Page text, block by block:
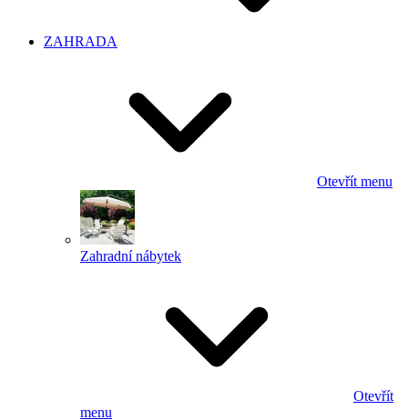
ZAHRADA
Otevřít menu
Zahradní nábytek
Otevřít
menu